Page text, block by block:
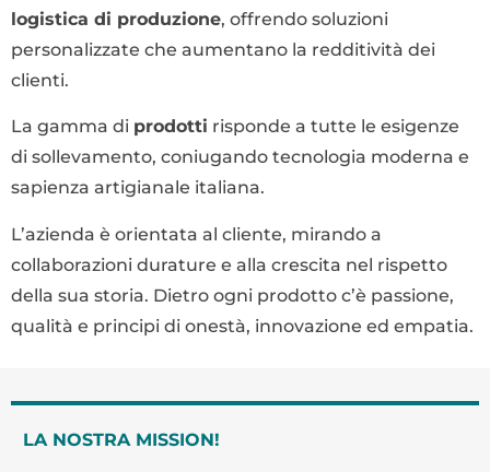
logistica di produzione, offrendo soluzioni
personalizzate che aumentano la redditività dei
clienti.
La gamma di prodotti risponde a tutte le esigenze
di sollevamento, coniugando tecnologia moderna e
sapienza artigianale italiana.
L’azienda è orientata al cliente, mirando a
collaborazioni durature e alla crescita nel rispetto
della sua storia. Dietro ogni prodotto c’è passione,
qualità e principi di onestà, innovazione ed empatia.
LA NOSTRA MISSION!